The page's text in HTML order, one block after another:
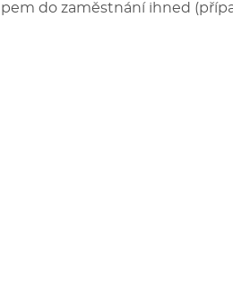
do zaměstnání ihned